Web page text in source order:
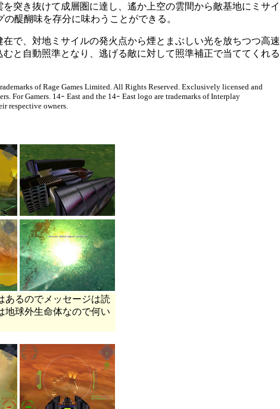
突き抜けて成層圏に達し、遙か上空の雲間から敵基地にミサイ
醍醐味を存分に味わうことができる。
で、対地ミサイルの発火点から煙とまぶしい光を放ちつつ高速
と自動照準となり、逃げる敵に対して照準補正で当ててくれる
of Rage Games Limited. All Rights Reserved. Exclusively licensed and
For Gamers. 14ｰ East and the 14ｰ East logo are trademarks of Interplay
respective owners.
あるのでメッセージは読
地球外生命体なので何い